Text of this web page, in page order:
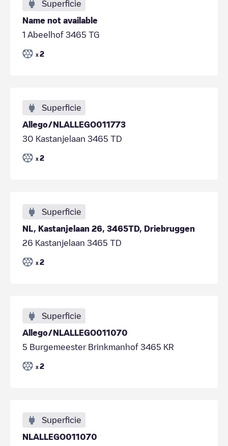
Superficie
Name not available
1 Abeelhof 3465 TG
x 2
Superficie
Allego/NLALLEGO011773
30 Kastanjelaan 3465 TD
x 2
Superficie
NL, Kastanjelaan 26, 3465TD, Driebruggen
26 Kastanjelaan 3465 TD
x 2
Superficie
Allego/NLALLEGO011070
5 Burgemeester Brinkmanhof 3465 KR
x 2
Superficie
NLALLEGO011070